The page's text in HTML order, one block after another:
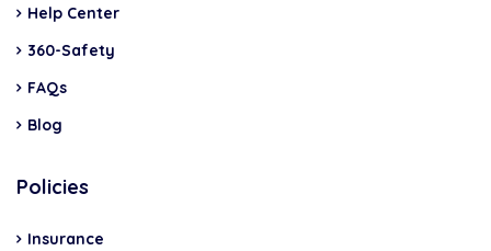
Help Center
360-Safety
FAQs
Blog
Policies
Insurance